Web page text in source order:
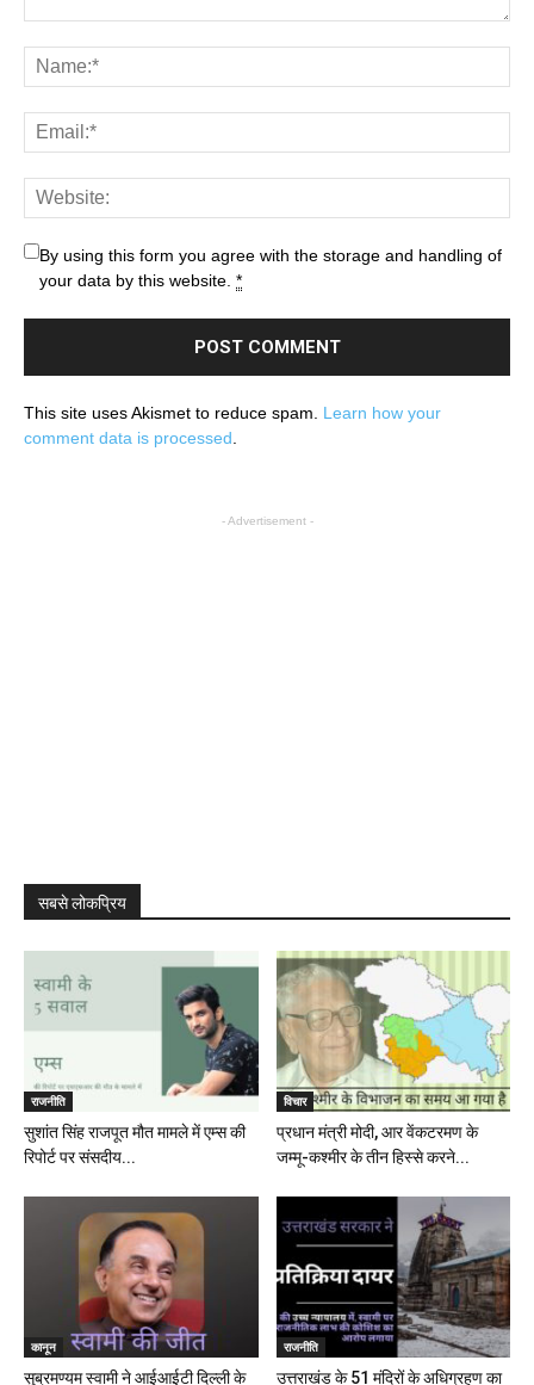
By using this form you agree with the storage and handling of
your data by this website. *
This site uses Akismet to reduce spam. Learn how your
comment data is processed
- Advertisement -
सबसे लोकप्रिय
राजनीति
सुशांत सिंह राजपूत मौत मामले में एम्स की
रिपोर्ट पर संसदीय...
विचार
प्रधान मंत्री मोदी, आर वेंकटरमण के
जम्मू-कश्मीर के तीन हिस्से करने...
कानून
सुब्रमण्यम स्वामी ने आईआईटी दिल्ली के
राजनीति
उत्तराखंड के 51 मंदिरों के अधिग्रहण का